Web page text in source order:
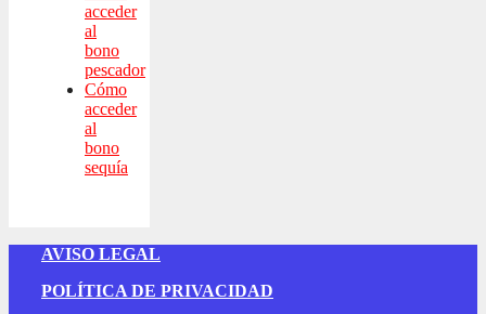
acceder
al
bono
pescador
Cómo
acceder
al
bono
sequía
AVISO LEGAL
POLÍTICA DE PRIVACIDAD